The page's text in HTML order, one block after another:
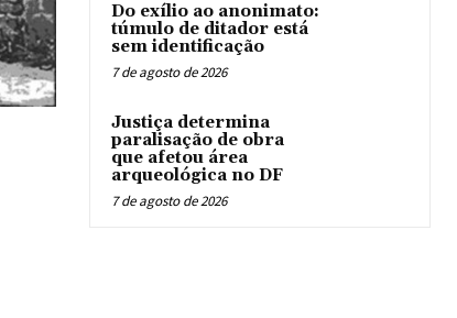
Do exílio ao anonimato:
túmulo de ditador está
sem identificação
7 de agosto de 2026
Justiça determina
paralisação de obra
que afetou área
arqueológica no DF
7 de agosto de 2026